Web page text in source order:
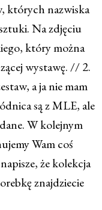
których nazwiska
Na zdjęciu
który można
wystawę. // 2.
a ja nie mam
są z MLE, ale
W kolejnym
Wam coś
że kolekcja
znajdziecie